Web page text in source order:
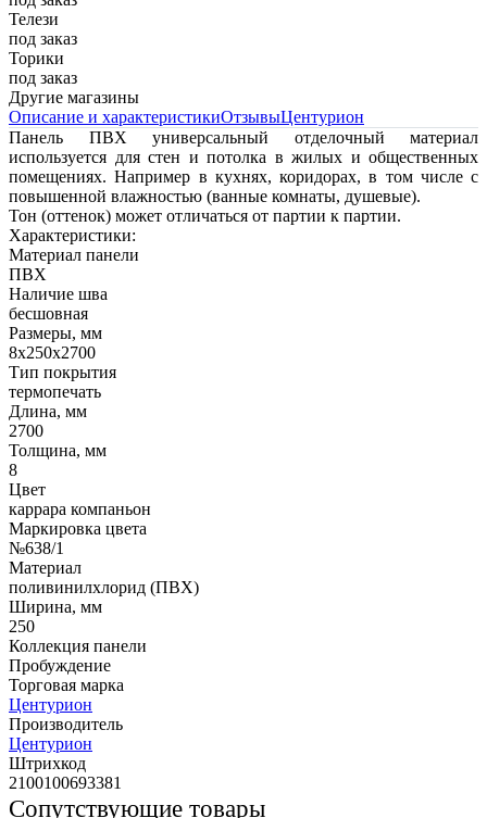
Телези
под заказ
Торики
под заказ
Другие магазины
Описание и характеристикиОтзывыЦентурион
Панель ПВХ универсальный отделочный материал
используется для стен и потолка в жилых и общественных
помещениях. Например в кухнях, коридорах, в том числе с
повышенной влажностью (ванные комнаты, душевые).
Тон (оттенок) может отличаться от партии к партии.
Характеристики:
Материал панели
ПВХ
Наличие шва
бесшовная
Размеры, мм
8х250х2700
Тип покрытия
термопечать
Длина, мм
2700
Толщина, мм
8
Цвет
каррара компаньон
Маркировка цвета
№638/1
Материал
поливинилхлорид (ПВХ)
Ширина, мм
250
Коллекция панели
Пробуждение
Торговая марка
Центурион
Производитель
Центурион
Штрихкод
2100100693381
Сопутствующие товары